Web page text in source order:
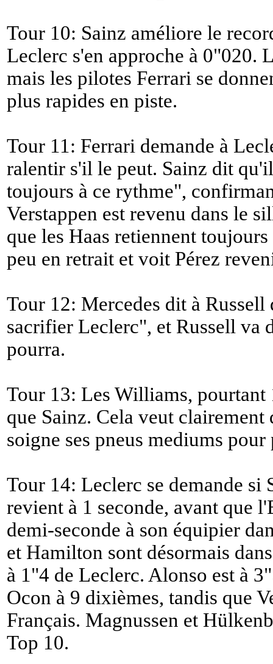
Tour 10: Sainz améliore le
Leclerc s'en approche à 0"020.
mais les pilotes Ferrari se
plus rapides en piste.
Tour 11: Ferrari demande à
ralentir s'il le peut. Sainz dit
toujours à ce rythme",
Verstappen est revenu dans le
que les Haas retiennent
peu en retrait et voit Pérez
Tour 12: Mercedes dit à
sacrifier Leclerc", et Russell va
pourra.
Tour 13: Les Williams, pourtant
que Sainz. Cela veut
soigne ses pneus mediums
Tour 14: Leclerc se demande si
revient à 1 seconde, avant que
demi-seconde à son équipier
et Hamilton sont désormais
à 1"4 de Leclerc. Alonso est à
Ocon à 9 dixièmes, tandis que
Français. Magnussen et
Top 10.